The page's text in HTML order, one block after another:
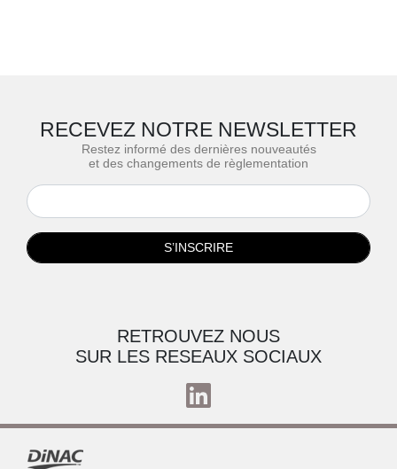
RECEVEZ NOTRE NEWSLETTER
Restez informé des dernières nouveautés
et des changements de règlementation
S’INSCRIRE
RETROUVEZ NOUS
SUR LES RESEAUX SOCIAUX